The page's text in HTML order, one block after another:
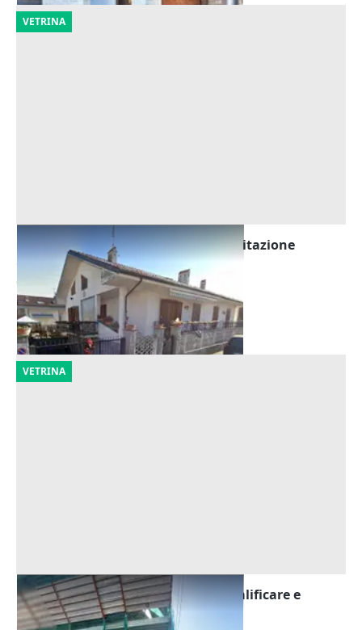
VETRINA
Asta Quota di nuda proprietà di abitazione
Vinovo (Torino)
Offerta minima
84.686 €
22/09/2026
VETRINA
Asta Fabbricato terra cielo da riqualificare e
garage